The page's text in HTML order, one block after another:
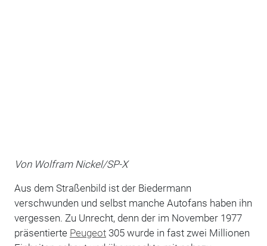
Von Wolfram Nickel/SP-X
Aus dem Straßenbild ist der Biedermann
verschwunden und selbst manche Autofans haben ihn
vergessen. Zu Unrecht, denn der im November 1977
präsentierte Peugeot305 wurde in fast zwei Millionen